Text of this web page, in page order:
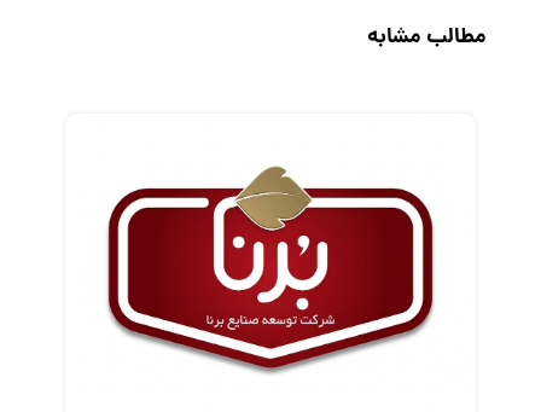
رزومه
گزارش‌های آماری
معرفی متخصصان منابع انسانی
مطالب مشابه